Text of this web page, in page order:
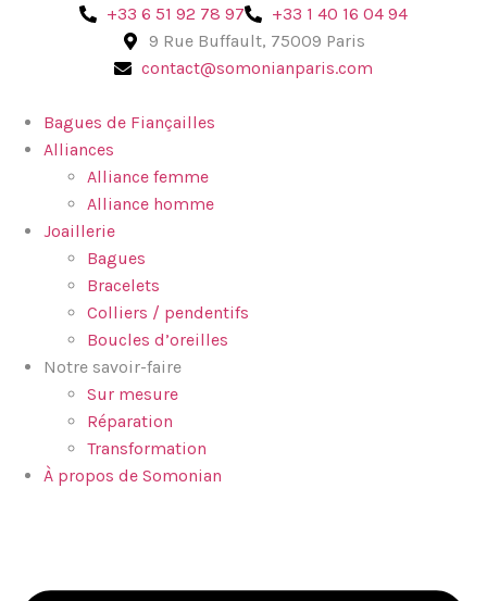
‪+33 6 51 92 78 97‬
+33 1 40 16 04 94
9 Rue Buffault, 75009 Paris
contact@somonianparis.com
Bagues de Fiançailles
Alliances
Alliance femme
Alliance homme
Joaillerie
Bagues
Bracelets
Colliers / pendentifs
Boucles d’oreilles
Notre savoir-faire
Sur mesure
Réparation
Transformation
À propos de Somonian